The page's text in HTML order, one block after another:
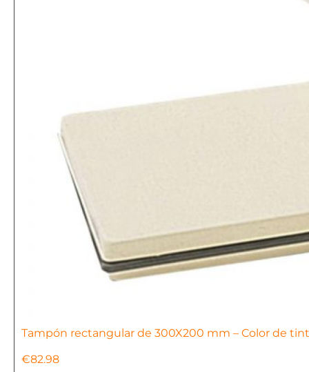
Tampón rectangular de 300X200 mm – Color de
€82.98